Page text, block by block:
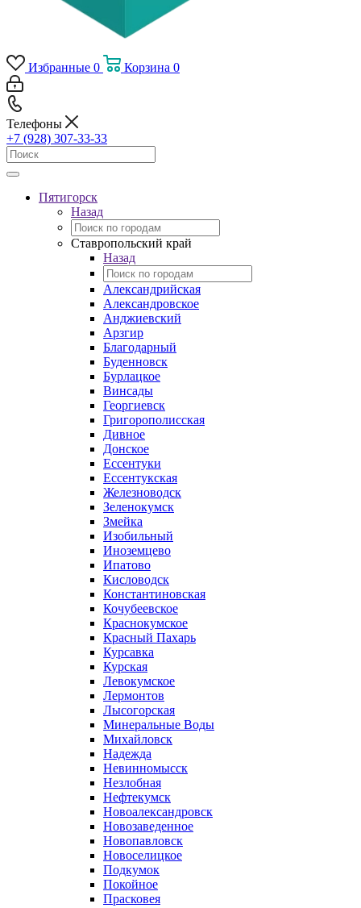
Избранные 0 Корзина 0
Телефоны
+7 (928) 307-33-33
Пятигорск
Назад
Ставропольский край
Назад
Александрийская
Александровское
Анджиевский
Арзгир
Благодарный
Буденновск
Бурлацкое
Винсады
Георгиевск
Григорополисская
Дивное
Донское
Ессентуки
Ессентукская
Железноводск
Зеленокумск
Змейка
Изобильный
Иноземцево
Ипатово
Кисловодск
Константиновская
Кочубеевское
Краснокумское
Красный Пахарь
Курсавка
Курская
Левокумское
Лермонтов
Лысогорская
Минеральные Воды
Михайловск
Надежда
Невинномысск
Незлобная
Нефтекумск
Новоалександровск
Новозаведенное
Новопавловск
Новоселицкое
Подкумок
Покойное
Прасковея